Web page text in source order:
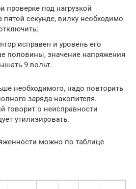
проверке под нагрузкой
пятой секунде, вилку необходимо
исправен и уровень его
половины, значение напряжения
9 вольт.
необходимого, надо повторить
заряда накопителя.
говорит о неисправности
утилизировать.
можно по таблице